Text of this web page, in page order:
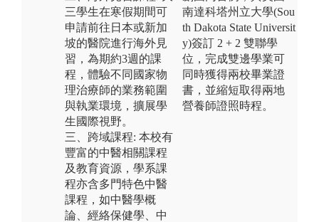
三學生在寒假期間可
申請前往日本或新加
坡的醫院進行海外見
習，為期約3週的課
程，體驗不同國家物
理治療師的業務範圍
與執業環境，擴展學
生國際視野。
三、跨域課程: 本校有
豐富的中醫相關課程
及教育資源，學系課
程亦含多門特色中醫
課程，如中醫學概
論、經絡保健學、中
南達科塔州立大學(Sou
th Dakota State Universit
y)簽訂 2 + 2 雙聯學
位，完成雙邊學業可
同時獲得兩校畢業證
書，並縮短取得兩地
營養師證照時程。